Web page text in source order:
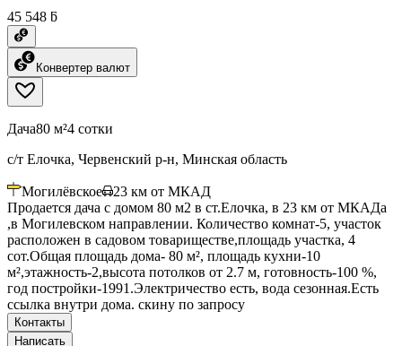
45 548 ƃ
Конвертер валют
Дача80 м²4 сотки
с/т Елочка, Червенский р-н, Минская область
Могилёвское 23 км от МКАД
Продается дача с домом 80 м2 в ст.Елочка, в 23 км от МКАДа
,в Могилевском направлении. Количество комнат-5, участок
расположен в садовом товариществе,площадь участка, 4
сот.Общая площадь дома- 80 м², площадь кухни-10
м²,этажность-2,высота потолков от 2.7 м, готовность-100 %,
год постройки-1991.Электричество есть, вода сезонная.Есть
ссылка внутри дома. скину по запросу
Контакты
Написать